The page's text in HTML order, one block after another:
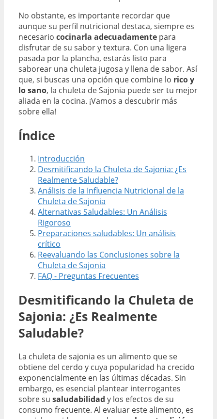
No obstante, es importante recordar que
aunque su perfil nutricional destaca, siempre es
necesario cocinarla adecuadamente para
disfrutar de su sabor y textura. Con una ligera
pasada por la plancha, estarás listo para
saborear una chuleta jugosa y llena de sabor. Así
que, si buscas una opción que combine lo rico y
lo sano, la chuleta de Sajonia puede ser tu mejor
aliada en la cocina. ¡Vamos a descubrir más
sobre ella!
Índice
Introducción
Desmitificando la Chuleta de Sajonia: ¿Es
Realmente Saludable?
Análisis de la Influencia Nutricional de la
Chuleta de Sajonia
Alternativas Saludables: Un Análisis
Rigoroso
Preparaciones saludables: Un análisis
crítico
Reevaluando las Conclusiones sobre la
Chuleta de Sajonia
FAQ - Preguntas Frecuentes
Desmitificando la Chuleta de
Sajonia: ¿Es Realmente
Saludable?
La chuleta de sajonia es un alimento que se
obtiene del cerdo y cuya popularidad ha crecido
exponencialmente en las últimas décadas. Sin
embargo, es esencial plantear interrogantes
sobre su saludabilidad y los efectos de su
consumo frecuente. Al evaluar este alimento, es